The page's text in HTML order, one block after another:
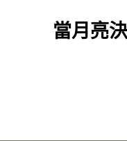
當月亮